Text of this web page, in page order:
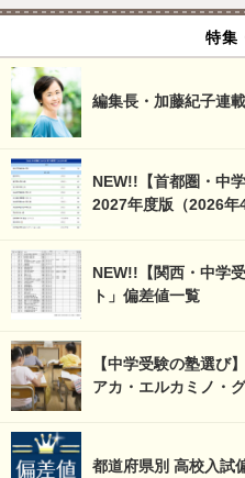
特集
編集長・加藤紀子連
NEW!!【首都圏・中
2027年度版（2026年4
NEW!!【関西・中学
ト」偏差値一覧
【中学受験の塾選び
アカ・エルカミノ・
都道府県別 高校入試